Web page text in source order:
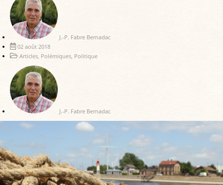
J.-P. Fabre Bernadac
02 août 2018
Articles Polémiques Politique
J.-P. Fabre Bernadac